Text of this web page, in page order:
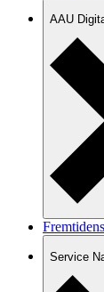
AAU
Service